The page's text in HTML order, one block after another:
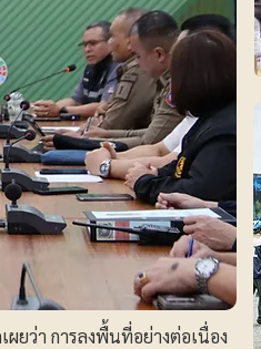
ยว่า การลงพื้นที่อย่างต่อเนื่อง